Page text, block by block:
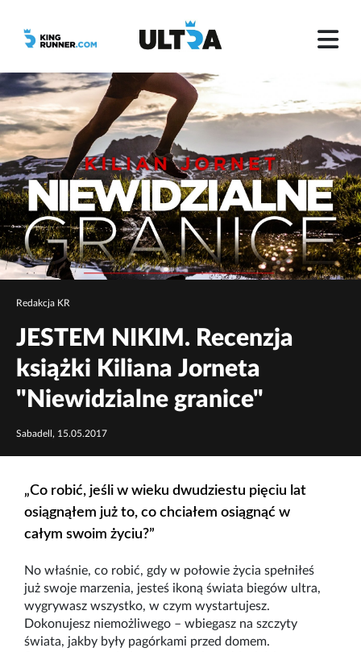
Redakcja KR
JESTEM NIKIM. Recenzja
książki Kiliana Jorneta
"Niewidzialne granice"
Sabadell, 15.05.2017
„Co robić, jeśli w wieku dwudziestu pięciu lat
osiągnąłem już to, co chciałem osiągnąć w
całym swoim życiu?”
No właśnie, co robić, gdy w połowie życia spełniłeś
już swoje marzenia, jesteś ikoną świata biegów ultra,
wygrywasz wszystko, w czym wystartujesz.
Dokonujesz niemożliwego – wbiegasz na szczyty
świata, jakby były pagórkami przed domem.